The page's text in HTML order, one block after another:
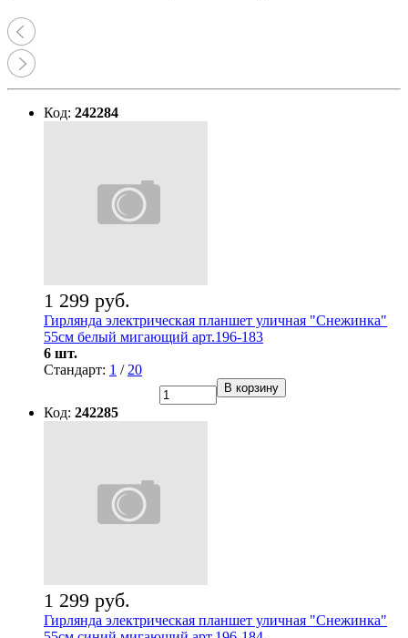
Код: 242284
1 299 руб.
Гирлянда электрическая планшет уличная "Снежинка"
55см белый мигающий арт.196-183
6 шт.
Стандарт: 1 / 20
В корзину
Код: 242285
1 299 руб.
Гирлянда электрическая планшет уличная "Снежинка"